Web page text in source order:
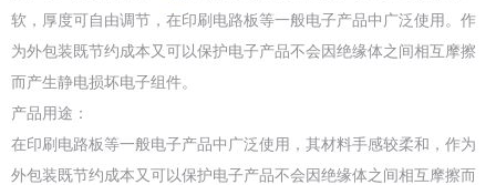
软，厚度可自由调节，在印刷电路板等一般电子产品中广泛使用。作
为外包装既节约成本又可以保护电子产品不会因绝缘体之间相互摩擦
而产生静电损坏电子组件。
产品用途：
在印刷电路板等一般电子产品中广泛使用，其材料手感较柔和，作为
外包装既节约成本又可以保护电子产品不会因绝缘体之间相互摩擦而